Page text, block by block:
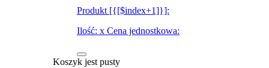
Produkt [{[$index+1]}]:
Ilość: x Cena jednostkowa:
Koszyk jest pusty